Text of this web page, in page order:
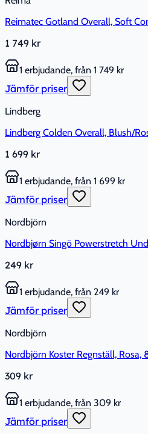
Reimatec Gotland Overall, Soft
1 749 kr
1 erbjudande, från 1 749 kr
Jämför priser
Lindberg
Lindberg Colden Overall, Blush/
1 699 kr
1 erbjudande, från 1 699 kr
Jämför priser
Nordbjörn
Nordbjørn Singö Powerstretch
249 kr
1 erbjudande, från 249 kr
Jämför priser
Nordbjörn
Nordbjörn Koster Regnställ, Rosa,
309 kr
1 erbjudande, från 309 kr
Jämför priser